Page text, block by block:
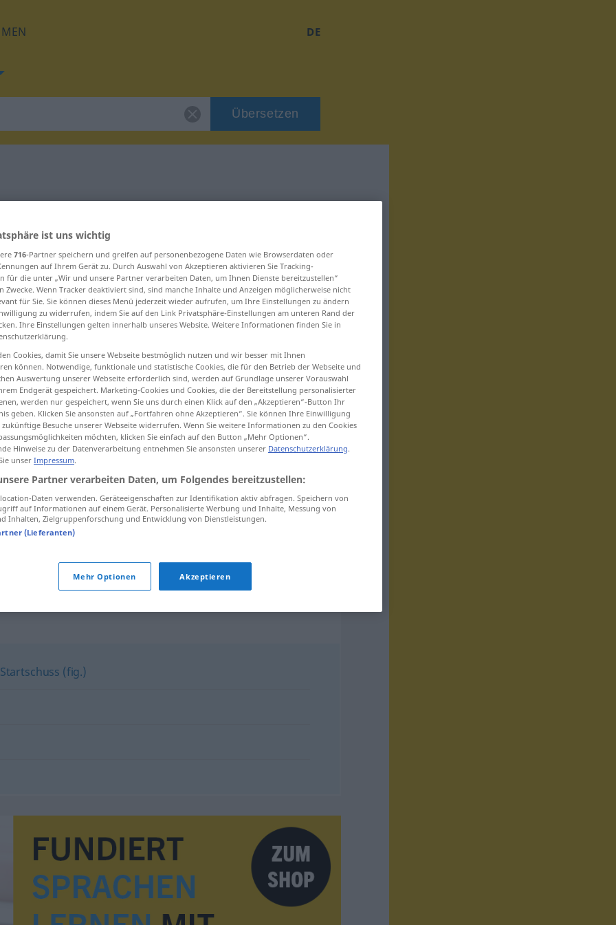
DE
Übersetzen
für "Eröffnung"
дебют
EröffnungAnfang
Eröffnung Schach
Startschuss (fig.)
ist uns wichtig
716-Partner speichern und greifen auf personenbezogene Daten wie Browserdaten oder
auf Ihrem Gerät zu. Durch Auswahl von Akzeptieren aktivieren Sie Tracking-
für die unter „Wir und unsere Partner verarbeiten Daten, um Ihnen Dienste bereitzustellen“
Zwecke. Wenn Tracker deaktiviert sind, sind manche Inhalte und Anzeigen möglicherweise nicht
für Sie. Sie können dieses Menü jederzeit wieder aufrufen, um Ihre Einstellungen zu ändern
zu widerrufen, indem Sie auf den Link Privatsphäre-Einstellungen am unteren Rand der
Ihre Einstellungen gelten innerhalb unseres Website. Weitere Informationen finden Sie in
Cookies, damit Sie unsere Webseite bestmöglich nutzen und wir besser mit Ihnen
können. Notwendige, funktionale und statistische Cookies, die für den Betrieb der Webseite und
Auswertung unserer Webseite erforderlich sind, werden auf Grundlage unserer Vorauswahl
Endgerät gespeichert. Marketing-Cookies und Cookies, die der Bereitstellung personalisierter
werden nur gespeichert, wenn Sie uns durch einen Klick auf den „Akzeptieren“-Button Ihr
geben. Klicken Sie ansonsten auf „Fortfahren ohne Akzeptieren“. Sie können Ihre Einwilligung
Besuche unserer Webseite widerrufen. Wenn Sie weitere Informationen zu den Cookies
möchten, klicken Sie einfach auf den Button „Mehr Optionen“.
Hinweise zu der Datenverarbeitung entnehmen Sie ansonsten unserer Datenschutzerklärung.
unser Impressum.
Partner verarbeiten Daten, um Folgendes bereitzustellen:
Daten verwenden. Geräteeigenschaften zur Identifikation aktiv abfragen. Speichern von
auf Informationen auf einem Gerät. Personalisierte Werbung und Inhalte, Messung von
Inhalten, Zielgruppenforschung und Entwicklung von Dienstleistungen.
(Lieferanten)
Mehr Optionen Akzeptieren